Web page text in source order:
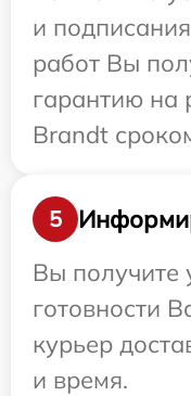
и
работ Вы
гарантию на
Brandt
5
Вы получите
готовности
курьер
и время.